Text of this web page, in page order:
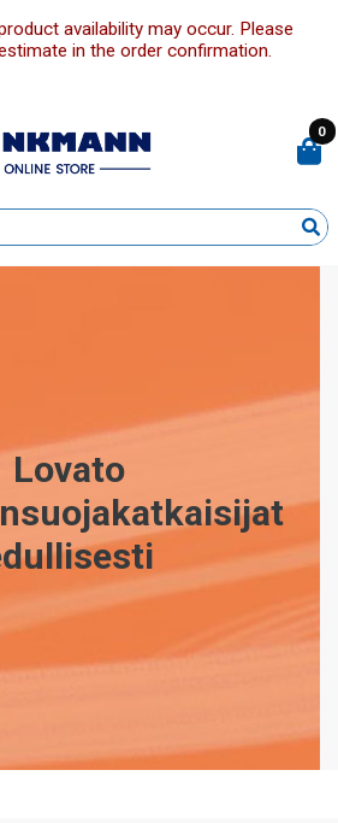
availability may occur. Please
in the order confirmation.
0
Lovato